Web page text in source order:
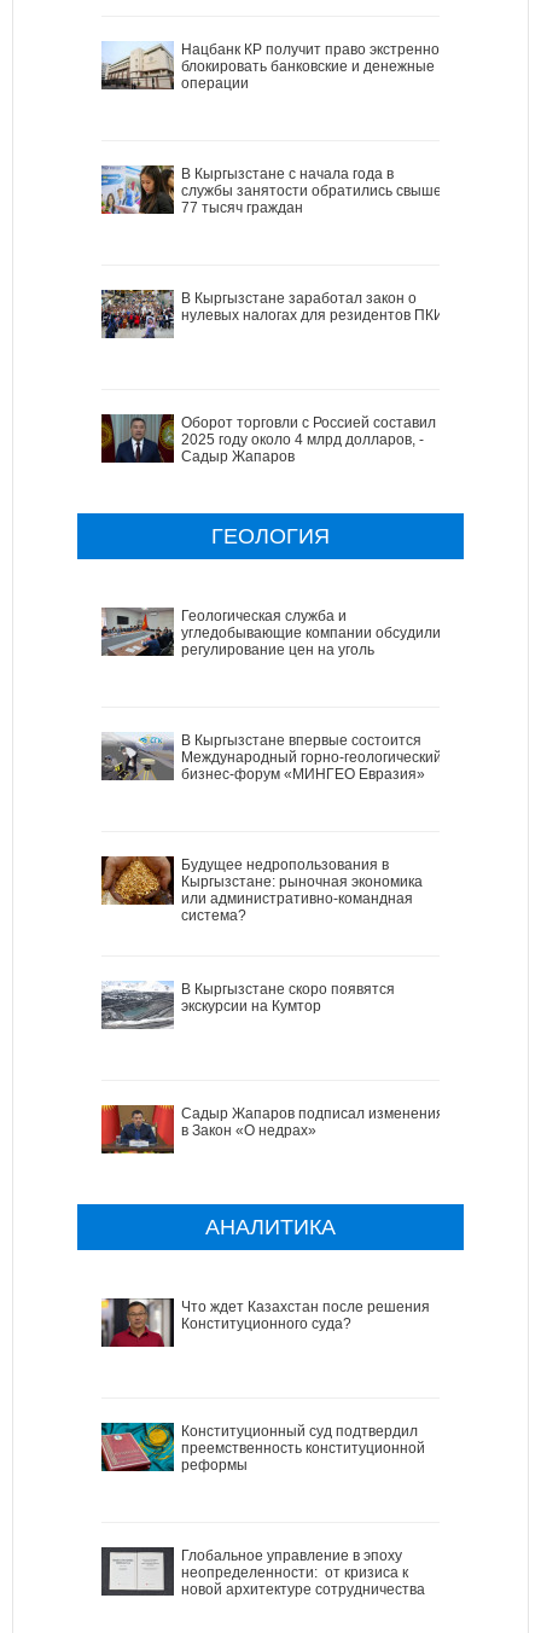
Нацбанк КР получит право экстренно
блокировать банковские и денежные
операции
В Кыргызстане с начала года в
службы занятости обратились свыше
77 тысяч граждан
В Кыргызстане заработал закон о
нулевых налогах для резидентов ПКИ
Оборот торговли с Россией составил в
2025 году около 4 млрд долларов, -
Садыр Жапаров
ГЕОЛОГИЯ
Геологическая служба и
угледобывающие компании обсудили
регулирование цен на уголь
В Кыргызстане впервые состоится
Международный горно-геологический
бизнес-форум «МИНГЕО Евразия»
Будущее недропользования в
Кыргызстане: рыночная экономика
или административно-командная
система?
В Кыргызстане скоро появятся
экскурсии на Кумтор
Садыр Жапаров подписал изменения
в Закон «О недрах»
АНАЛИТИКА
Что ждет Казахстан после решения
Конституционного суда?
Конституционный суд подтвердил
преемственность конституционной
реформы
Глобальное управление в эпоху
неопределенности: от кризиса к
новой архитектуре сотрудничества